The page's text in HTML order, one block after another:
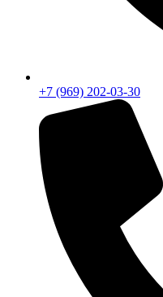
+7 (969) 202-03-30